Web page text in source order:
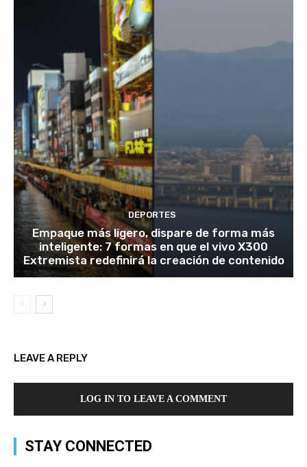
DEPORTES
Empaque más ligero, dispare de forma más
inteligente: 7 formas en que el vivo X300
Extremista redefinirá la creación de contenido
LEAVE A REPLY
LOG IN TO LEAVE A COMMENT
STAY CONNECTED